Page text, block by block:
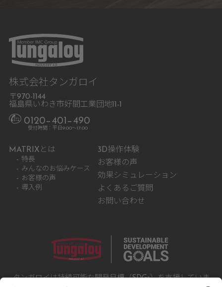
株式会社タンガロイ
〒970-1144
福島県いわき市好間工業団地11-1
0120−401−490
受付時間：平日9:00〜17:00
MATRIXとは
特長
みんなのお悩みケース
お客様の声
導入例
3D操作体験
お客様の声
効果シミュレーション
よくあるご質問
お問い合わせ
タンガロイは持続可能な開発目標（SDGs）を支援していま